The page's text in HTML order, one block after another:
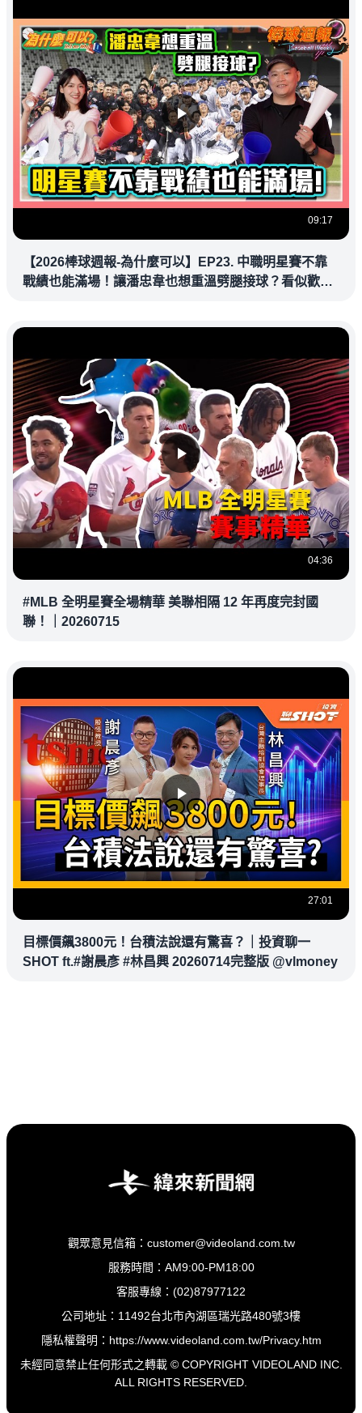
09:17
【2026棒球週報-為什麼可以】EP23. 中職明星賽不靠
戰績也能滿場！讓潘忠韋也想重溫劈腿接球？看似歡樂
04:36
#MLB 全明星賽全場精華 美聯相隔 12 年再度完封國
聯！｜20260715
27:01
目標價飆3800元！台積法說還有驚喜？｜投資聊一
SHOT ft.#謝晨彥 #林昌興 20260714完整版 @vlmoney
觀眾意見信箱：customer@videoland.com.tw
服務時間：AM9:00-PM18:00
客服專線：(02)87977122
公司地址：11492台北市內湖區瑞光路480號3樓
隱私權聲明： https://www.videoland.com.tw/Privacy.htm
未經同意禁止任何形式之轉載 © COPYRIGHT VIDEOLAND INC.
ALL RIGHTS RESERVED.